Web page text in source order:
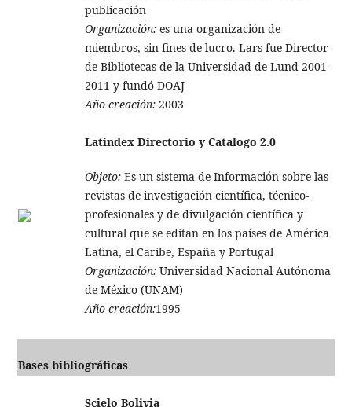
publicación
Organización:es una organización de
miembros, sin fines de lucro. Lars fue Director
de Bibliotecas de la Universidad de Lund 2001-
2011 y fundó DOAJ
Año creación:2003
Latindex Directorio y Catalogo 2.0
Objeto:Es un sistema de Información sobre las
revistas de investigación científica, técnico-
profesionales y de divulgación científica y
cultural que se editan en los países de América
Latina, el Caribe, España y Portugal
Organización:Universidad Nacional Autónoma
de México (UNAM)
Año creación:1995
Bases bibliográficas
Scielo Bolivia